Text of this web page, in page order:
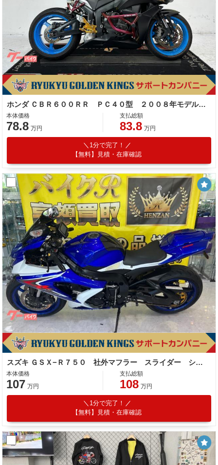
ホンダ ＣＢＲ６００ＲＲ ＰＣ４０型 ２００８年モデル ツーブラザーマフラー スタントゲージ ドラレコ ブレンボマスター その他改造多数
本体価格
78.8 万円
支払総額
83.8 万円
1分で完了！
【無料】見積・在庫確認
スズキ ＧＳＸ−Ｒ７５０ 社外マフラー スライダー シングルシートカウル ＵＳＢポート
本体価格
107 万円
支払総額
108 万円
1分で完了！
【無料】見積・在庫確認